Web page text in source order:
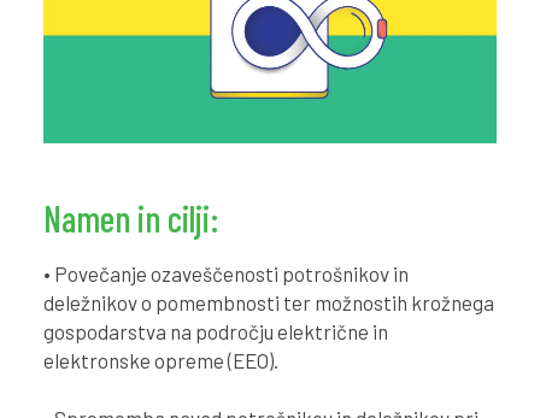
Namen in cilji:
• Povečanje ozaveščenosti potrošnikov in
deležnikov o pomembnosti ter možnostih krožnega
gospodarstva na področju električne in
elektronske opreme (EEO).